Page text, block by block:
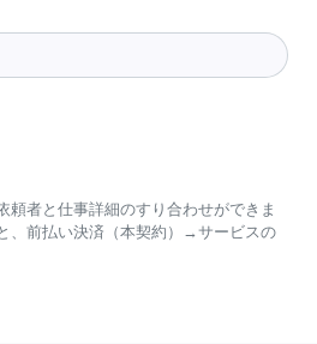
頼者と仕事詳細のすり合わせができま
、前払い決済（本契約）→サービスの